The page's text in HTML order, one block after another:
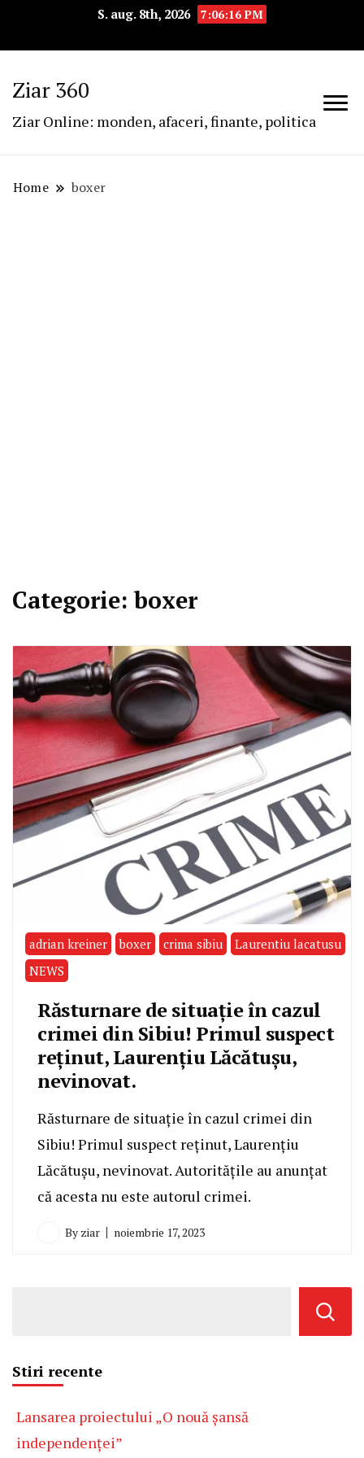
S. aug. 8th, 2026 7:06:17 PM
Ziar 360
Ziar Online: monden, afaceri, finante, politica
Home boxer
Categorie:boxer
adrian kreiner boxer crima sibiu
Laurentiu lacatusu
NEWS
Răsturnare de situație în cazul
crimei din Sibiu! Primul suspect
reținut, Laurențiu Lăcătușu,
nevinovat.
Răsturnare de situație în cazul crimei din
Sibiu! Primul suspect reținut, Laurențiu
Lăcătușu, nevinovat. Autoritățile au anunțat
că acesta nu este autorul crimei.
By ziar noiembrie 17, 2023
Stiri recente
Lansarea proiectului „O nouă șansă
independenței”